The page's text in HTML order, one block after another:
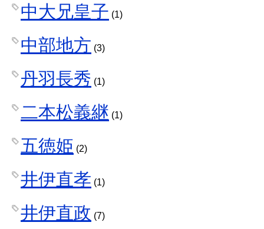
中大兄皇子 (1)
中部地方 (3)
丹羽長秀 (1)
二本松義継 (1)
五徳姫 (2)
井伊直孝 (1)
井伊直政 (7)